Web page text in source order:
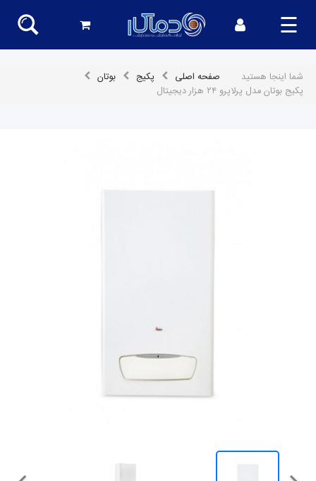
☰
شما اینجا هستید صفحه اصلی پکیج
بوتان
پکیج بوتان مدل پرلاپرو ۲۴ هزار دیجیتال